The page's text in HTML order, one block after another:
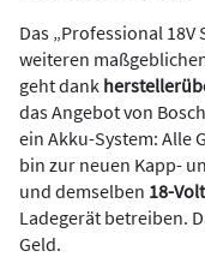
Das „Professional
weiteren
geht dank
das Angebot von
ein Akku-System: Alle
bin zur neuen Kapp-
und demselben 18-
Ladegerät betreiben.
Geld.